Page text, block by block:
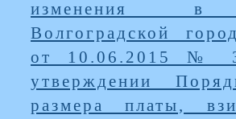
изменения в
Волгоградской
от 10.06.2015 №
утверждении
размера платы,